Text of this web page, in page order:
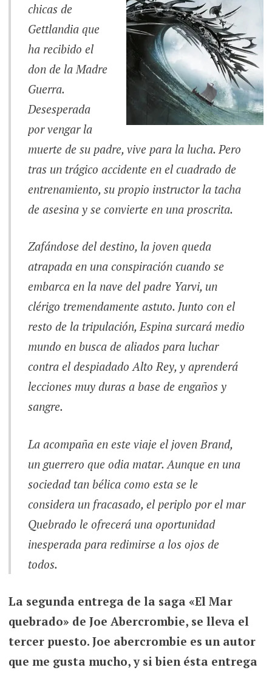
chicas de
Gettlandia que
ha recibido el
don de la Madre
Guerra.
Desesperada
por vengar la
muerte de su padre, vive para la lucha. Pero
tras un trágico accidente en el cuadrado de
entrenamiento, su propio instructor la tacha
de asesina y se convierte en una proscrita.
Zafándose del destino, la joven queda
atrapada en una conspiración cuando se
embarca en la nave del padre Yarvi, un
clérigo tremendamente astuto. Junto con el
resto de la tripulación, Espina surcará medio
mundo en busca de aliados para luchar
contra el despiadado Alto Rey, y aprenderá
lecciones muy duras a base de engaños y
sangre.
La acompaña en este viaje el joven Brand,
un guerrero que odia matar. Aunque en una
sociedad tan bélica como esta se le
considera un fracasado, el periplo por el mar
Quebrado le ofrecerá una oportunidad
inesperada para redimirse a los ojos de
todos.
La segunda entrega de la saga «El Mar
quebrado» de Joe Abercrombie, se lleva el
tercer puesto. Joe abercrombie es un autor
que me gusta mucho, y si bien ésta entrega